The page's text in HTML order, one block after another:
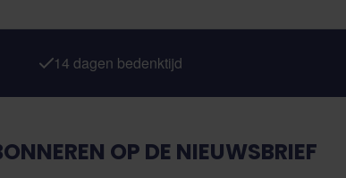
14 dagen bedenktijd
OP DE NIEUWSBRIEF